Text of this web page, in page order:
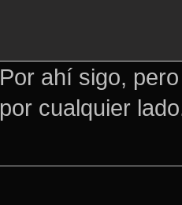
Por ahí sigo,
por cualquier